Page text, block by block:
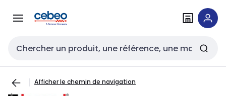
navigationau
Entrée de recherche
Afficher le chemin de navigation